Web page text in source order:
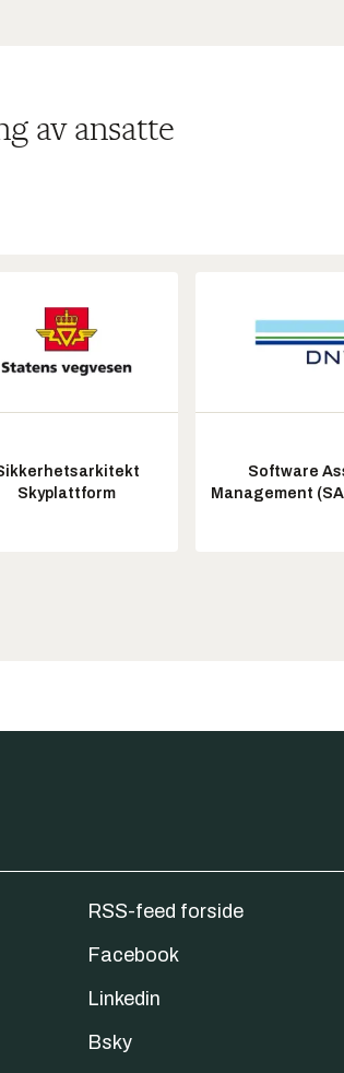
av ansatte
Skyplattform
Software
Management
RSS-feed forside
Facebook
Linkedin
Bsky